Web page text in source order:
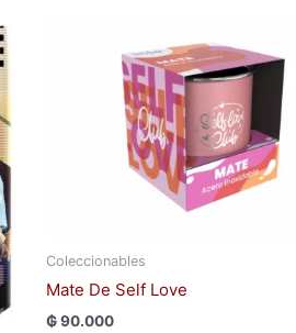
Coleccionables
Mate De Self Love
₲90.000